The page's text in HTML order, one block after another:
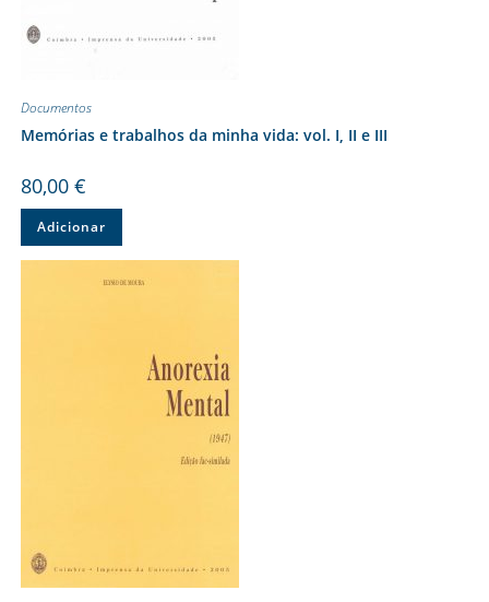
Documentos
Memórias e trabalhos da minha vida: vol. I, II e III
80,00 €
Adicionar